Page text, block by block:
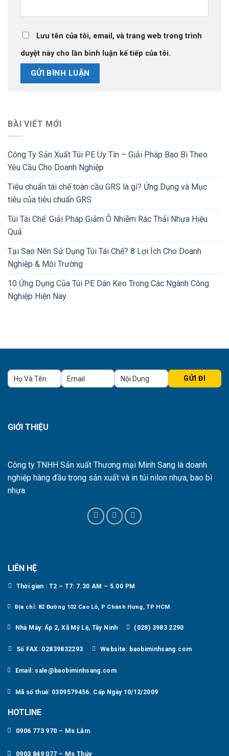
Lưu tên của tôi, email, và trang web trong trình
duyệt này cho lần bình luận kế tiếp của tôi.
BÀI VIẾT MỚI
Công Ty Sản Xuất Túi PE Uy Tín – Giải Pháp Bao Bì Theo
Yêu Cầu Cho Doanh Nghiệp
Tiêu chuẩn tái chế toàn cầu GRS là gì? Ứng Dụng và Mục
tiêu của tiêu chuẩn GRS
Túi Tái Chế: Giải Pháp Giảm Ô Nhiễm Rác Thải Nhựa Hiệu
Quả
Tại Sao Nên Sử Dụng Túi Tái Chế? 8 Lợi Ích Cho Doanh
Nghiệp & Môi Trường
10 Ứng Dụng Của Túi PE Dán Keo Trong Các Ngành Công
Nghiệp Hiện Nay
GIỚI THIỆU
Công ty TNHH Sản xuất Thương mại Minh Sang là doanh
nghiệp hàng đầu trong sản xuất và in túi nilon nhựa, bao bì
nhựa.
LIÊN HỆ
Thời gian : T2 – T7: 7.30 AM – 5.00 PM
Địa chỉ: 82 Đường 102 Cao Lỗ, P Chánh Hưng, TP HCM
Nhà Máy: Ấp 2, Xã Mỹ Lệ, Tây Ninh (028) 3983 2290
Số FAX: 02839832293 Website: baobiminhsang.com
Email: sale@baobiminhsang.com
Mã số thuế: 0309579456. Cấp Ngày 10/12/2009
HOTLINE
0906 773 970 – Ms Lắm
0903 849 077 – Ms Thúy